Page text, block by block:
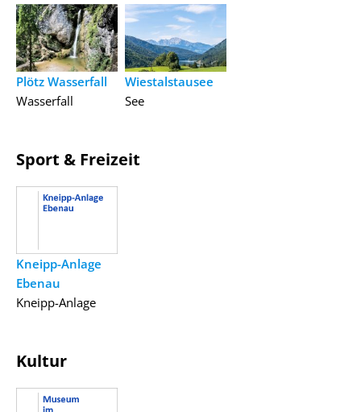
Plötz Wasserfall
Wasserfall
Wiestalstausee
See
Sport & Freizeit
Kneipp-Anlage
Ebenau
Kneipp-Anlage
Kultur